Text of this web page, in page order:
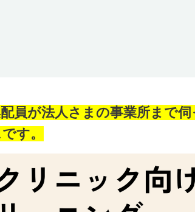
員が法人さまの事業所まで
す。